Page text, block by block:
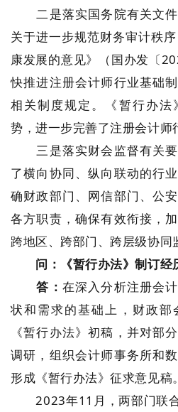
二是落实国务院有关文件
关于进一步规范财务审计秩
康发展的意见》（国办发〔
快推进注册会计师行业基础
相关制度规定。《暂行办法
势，进一步完善了注册会计师
三是落实财会监督有关要
了横向协同、纵向联动的行
确财政部门、网信部门、公
各方职责，确保有效衔接，
跨地区、跨部门、跨层级协同
问：《暂行办法》制订经
答： 在深入分析注册会
状和需求的基础上，财政部
《暂行办法》初稿，并对部
调研，组织会计师事务所和
形成《暂行办法》征求意见稿。
2023年11月，两部门联合